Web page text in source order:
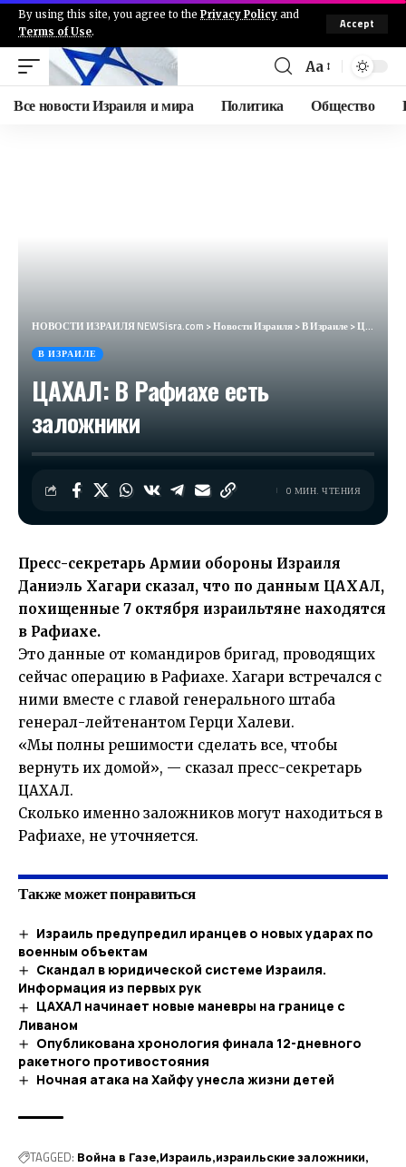
By using this site, you agree to the Privacy Policy and
Terms of Use.
Accept
Aa
Все новости Израиля и мира Политика Общество
НОВОСТИ ИЗРАИЛЯ NEWSisra.com >Новости Израиля>В Израиле>ЦАХАЛ: В Рафиахе есть заложники
В ИЗРАИЛЕ
ЦАХАЛ: В Рафиахе есть
заложники
0 МИН. ЧТЕНИЯ
Пресс-секретарь Армии обороны Израиля
Даниэль Хагари сказал, что по данным ЦАХАЛ,
похищенные 7 октября израильтяне находятся
в Рафиахе.
Это данные от командиров бригад, проводящих
сейчас операцию в Рафиахе. Хагари встречался с
ними вместе с главой генерального штаба
генерал-лейтенантом Герци Халеви.
«Мы полны решимости сделать все, чтобы
вернуть их домой», — сказал пресс-секретарь
ЦАХАЛ.
Сколько именно заложников могут находиться в
Рафиахе, не уточняется.
Также может понравиться
Израиль предупредил иранцев о новых ударах по
военным объектам
Скандал в юридической системе Израиля.
Информация из первых рук
ЦАХАЛ начинает новые маневры на границе с
Ливаном
Опубликована хронология финала 12-дневного
ракетного противостояния
Ночная атака на Хайфу унесла жизни детей
TAGGED: Война в Газе Израиль израильские заложники